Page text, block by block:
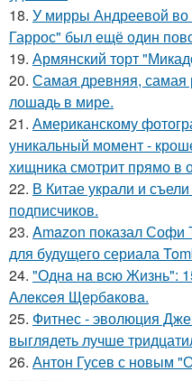
18. У мирры Андреевой
Гаррос" был ещё один
19. Армянский торт
20. Самая древняя, самая
лошадь в мире.
21. Американскому
уникальный момент -
хищника смотрит прямо в
22. В Китае украли и
подписчиков.
23. Amazon показал Софи
для будущего сериала
24. "Однa нa вcю Жизнь":
Алeкceя Щepбaкoвa.
25. Фитнес - эволюция
выглядеть лучше
26. Антон Гусев с новым